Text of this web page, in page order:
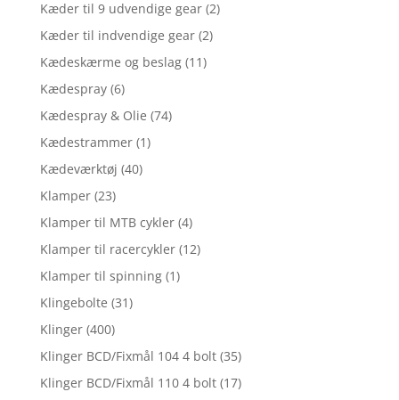
Kæder til 9 udvendige gear (2)
Kæder til indvendige gear (2)
Kædeskærme og beslag (11)
Kædespray (6)
Kædespray & Olie (74)
Kædestrammer (1)
Kædeværktøj (40)
Klamper (23)
Klamper til MTB cykler (4)
Klamper til racercykler (12)
Klamper til spinning (1)
Klingebolte (31)
Klinger (400)
Klinger BCD/Fixmål 104 4 bolt (35)
Klinger BCD/Fixmål 110 4 bolt (17)